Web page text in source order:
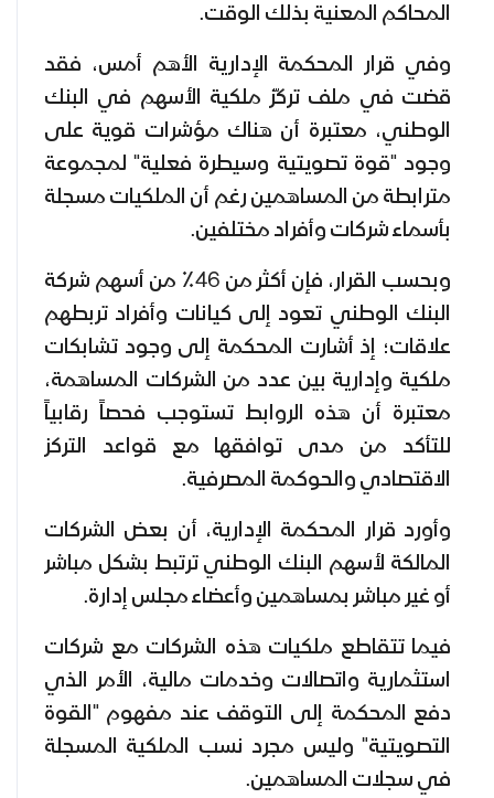
المحاكم المعنية بذلك الوقت.
وفي قرار المحكمة الإدارية الأهم أمس، فقد
قضت في ملف تركّز ملكية الأسهم في البنك
الوطني، معتبرة أن هناك مؤشرات قوية على
وجود "قوة تصويتية وسيطرة فعلية" لمجموعة
مترابطة من المساهمين رغم أن الملكيات مسجلة
بأسماء شركات وأفراد مختلفين.
وبحسب القرار، فإن أكثر من 46٪ من أسهم شركة
البنك الوطني تعود إلى كيانات وأفراد تربطهم
علاقات؛ إذ أشارت المحكمة إلى وجود تشابكات
ملكية وإدارية بين عدد من الشركات المساهمة،
معتبرة أن هذه الروابط تستوجب فحصاً رقابياً
للتأكد من مدى توافقها مع قواعد التركز
الاقتصادي والحوكمة المصرفية.
وأورد قرار المحكمة الإدارية، أن بعض الشركات
المالكة لأسهم البنك الوطني ترتبط بشكل مباشر
أو غير مباشر بمساهمين وأعضاء مجلس إدارة.
فيما تتقاطع ملكيات هذه الشركات مع شركات
استثمارية واتصالات وخدمات مالية، الأمر الذي
دفع المحكمة إلى التوقف عند مفهوم "القوة
التصويتية" وليس مجرد نسب الملكية المسجلة
في سجلات المساهمين.